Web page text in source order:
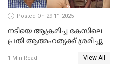
Posted On 29-11-2025
നടിയെ ആക്രമിച്ച കേസിലെ
പ്രതി ആത്മഹത്യക്ക് ശ്രമിച്ചു
1 Min Read View All